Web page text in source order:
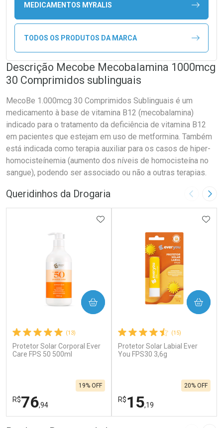
MEDICAMENTOS MYRALIS
TODOS OS PRODUTOS DA MARCA
Descrição Mecobe Mecobalamina 1000mcg
30 Comprimidos sublinguais
MecoBe 1.000mcg 30 Comprimidos Sublinguais é um
medicamento à base de vitamina B12 (mecobalamina)
indicado para o tratamento da deficiência de vitamina B12
em pacientes que estejam em uso de metformina. Também
está indicada como terapia auxiliar para os casos de hiper-
homocisteínemia (aumento dos níveis de homocisteína no
sangue), podendo ser associado ou não a outras terapias.
Queridinhos da Drogaria Imagem
(13)
Protetor Solar Corporal Ever
Care FPS 50 500ml
R$76,94
19% OFF
ADICIONAR AOS FAVORITOS
COMPRAR
(15)
Protetor Solar Labial Ever
You FPS30 3,6g
R$15,19
20% OFF
COMPRAR